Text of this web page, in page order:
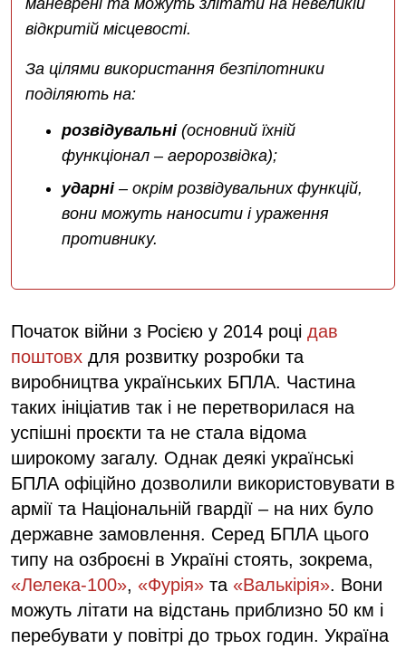
відкритій місцевості.
За цілями використання безпілотники
поділяють на:
розвідувальні(основний їхній
функціонал – аеророзвідка);
ударні– окрім розвідувальних функцій,
вони можуть наносити і ураження
противнику.
Початок війни з Росією у 2014 році дав
поштовх для розвитку розробки та
виробництва українських БПЛА. Частина
таких ініціатив так і не перетворилася на
успішні проєкти та не стала відома
широкому загалу. Однак деякі українські
БПЛА офіційно дозволили використовувати в
армії та Національній гвардії – на них було
державне замовлення. Серед БПЛА цього
типу на озброєні в Україні стоять, зокрема,
«Лелека-100», «Фурія» та «Валькірія». Вони
можуть літати на відстань приблизно 50 км і
перебувати у повітрі до трьох годин. Україна